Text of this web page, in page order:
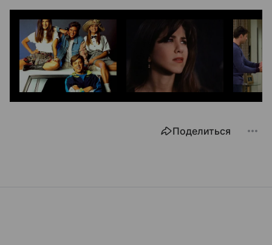
Поделиться